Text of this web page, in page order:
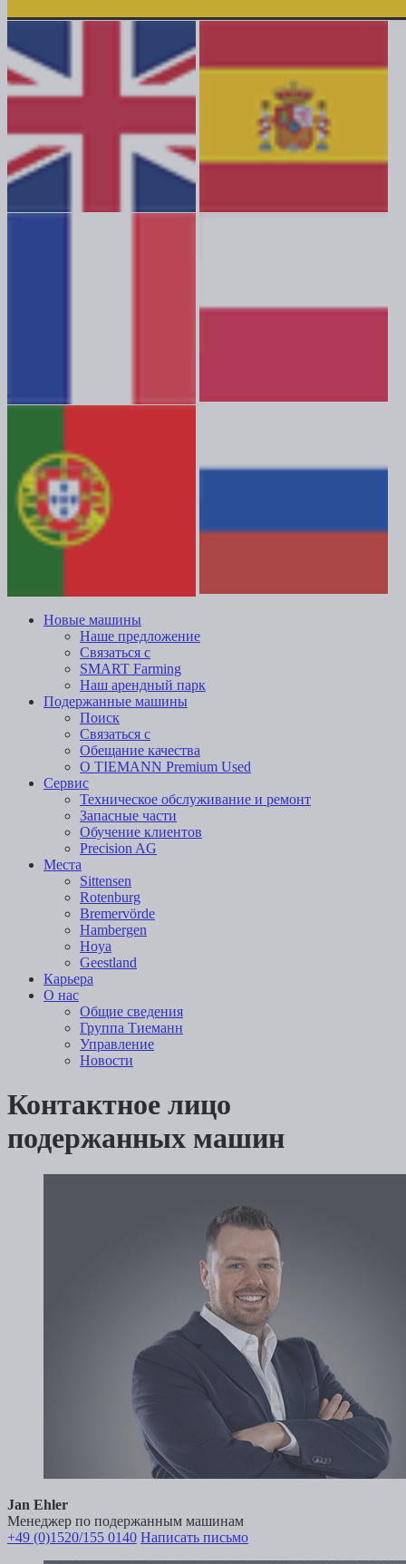
Новые машины
Наше предложение
Связаться с
SMART Farming
Наш арендный парк
Подержанные машины
Поиск
Связаться с
Обещание качества
О TIEMANN Premium Used
Сервис
Техническое обслуживание и ремонт
Запасные части
Обучение клиентов
Precision AG
Места
Sittensen
Rotenburg
Bremervörde
Hambergen
Hoya
Geestland
Карьера
О нас
Общие сведения
Группа Тиеманн
Управление
Новости
Контактное лицо
подержанных машин
Jan Ehler
Менеджер по подержанным машинам
+49 (0)1520/155 0140 Написать письмо